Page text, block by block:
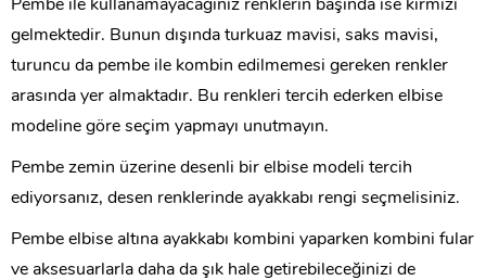
Pembe ile kullanamayacağınız renklerin başında ise kırmızı
gelmektedir. Bunun dışında turkuaz mavisi, saks mavisi,
turuncu da pembe ile kombin edilmemesi gereken renkler
arasında yer almaktadır. Bu renkleri tercih ederken elbise
modeline göre seçim yapmayı unutmayın.
Pembe zemin üzerine desenli bir elbise modeli tercih
ediyorsanız, desen renklerinde ayakkabı rengi seçmelisiniz.
Pembe elbise altına ayakkabı kombini yaparken kombini fular
ve aksesuarlarla daha da şık hale getirebileceğinizi de